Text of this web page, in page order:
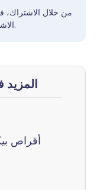
من خلال الاشتراك،
الاشتراك في أي وقت. نحن لا نبيع بياناتك أبدًا.
المزيد
أقراص